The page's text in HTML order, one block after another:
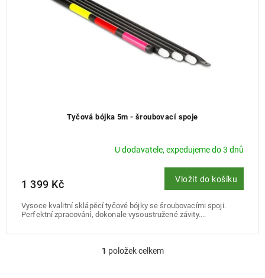
Tyčová bójka 5m - šroubovací spoje
U dodavatele, expedujeme do 3 dnů
1 399 Kč Vložit do košíku
Vysoce kvalitní sklápěcí tyčové bójky se šroubovacími spoji.
Perfektní zpracování, dokonale vysoustružené závity....
O
1 položek celkem